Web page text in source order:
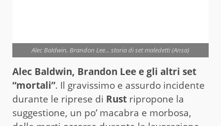
Alec Baldwin, Brandon Lee... storia di set maledetti (Ansa)
Alec Baldwin, Brandon Lee e gli altri set
“mortali”. Il gravissimo e assurdo incidente
durante le riprese di Rust ripropone la
suggestione, un po’ macabra e morbosa,